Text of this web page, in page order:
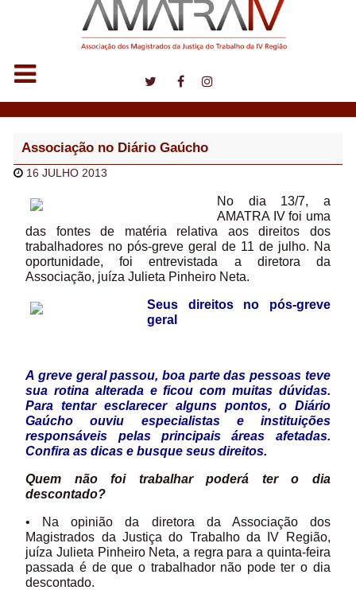
Associação no Diário Gaúcho
16 JULHO 2013
No dia 13/7, a
AMATRA IV foi uma
das fontes de matéria relativa aos direitos dos
trabalhadores no pós-greve geral de 11 de julho. Na
oportunidade, foi entrevistada a diretora da
Associação, juíza Julieta Pinheiro Neta.
Seus direitos no pós-greve
geral
A greve geral passou, boa parte das pessoas teve
sua rotina alterada e ficou com muitas dúvidas.
Para tentar esclarecer alguns pontos, o Diário
Gaúcho ouviu especialistas e instituições
responsáveis pelas principais áreas afetadas.
Confira as dicas e busque seus direitos.
Quem não foi trabalhar poderá ter o dia
descontado?
• Na opinião da diretora da Associação dos
Magistrados da Justiça do Trabalho da IV Região,
juíza Julieta Pinheiro Neta, a regra para a quinta-feira
passada é de que o trabalhador não pode ter o dia
descontado.